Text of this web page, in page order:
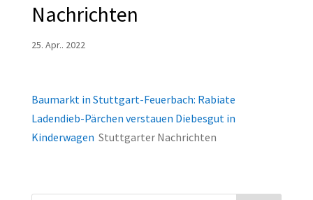
Nachrichten
25. Apr.. 2022
Baumarkt in Stuttgart-Feuerbach: Rabiate
Ladendieb-Pärchen verstauen Diebesgut in
Kinderwagen Stuttgarter Nachrichten